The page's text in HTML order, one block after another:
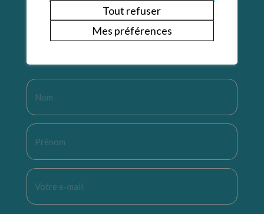
Nom
Prénom
E-
mail
Tout refuser
Mes préférences